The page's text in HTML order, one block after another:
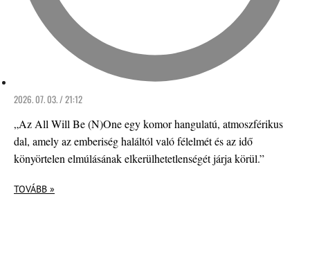
2026. 07. 03. / 21:12
„Az All Will Be (N)One egy komor hangulatú, atmoszférikus
dal, amely az emberiség haláltól való félelmét és az idő
könyörtelen elmúlásának elkerülhetetlenségét járja körül.”
TOVÁBB »